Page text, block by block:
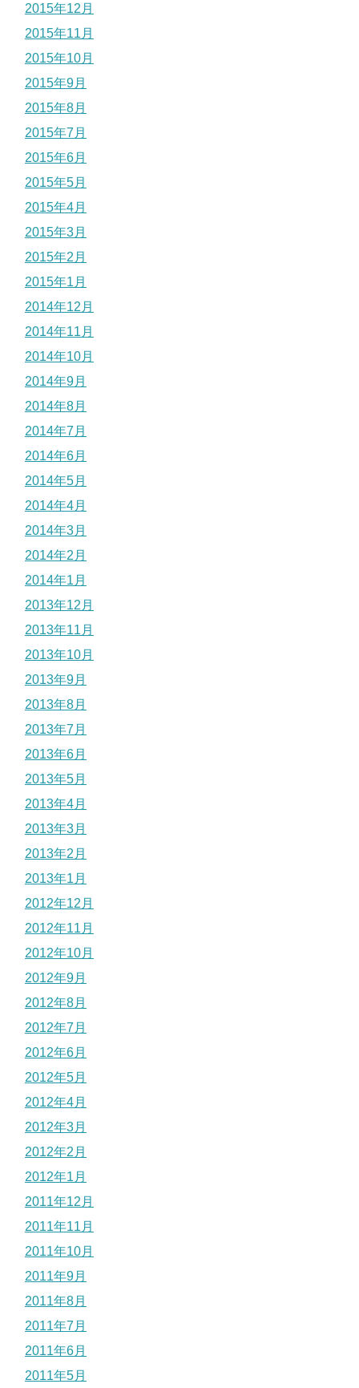
2015年12月
2015年11月
2015年10月
2015年9月
2015年8月
2015年7月
2015年6月
2015年5月
2015年4月
2015年3月
2015年2月
2015年1月
2014年12月
2014年11月
2014年10月
2014年9月
2014年8月
2014年7月
2014年6月
2014年5月
2014年4月
2014年3月
2014年2月
2014年1月
2013年12月
2013年11月
2013年10月
2013年9月
2013年8月
2013年7月
2013年6月
2013年5月
2013年4月
2013年3月
2013年2月
2013年1月
2012年12月
2012年11月
2012年10月
2012年9月
2012年8月
2012年7月
2012年6月
2012年5月
2012年4月
2012年3月
2012年2月
2012年1月
2011年12月
2011年11月
2011年10月
2011年9月
2011年8月
2011年7月
2011年6月
2011年5月